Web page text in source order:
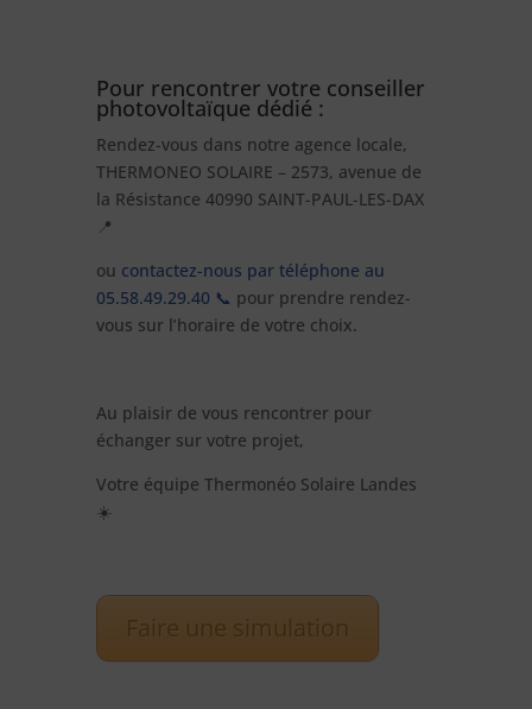
Pour rencontrer votre conseiller
photovoltaïque dédié :
Rendez-vous dans notre agence locale,
THERMONEO SOLAIRE – 2573, avenue de
la Résistance 40990 SAINT-PAUL-LES-DAX
📍
ou contactez-nous par téléphone au
05.58.49.29.40 📞 pour prendre rendez-
vous sur l’horaire de votre choix.
Au plaisir de vous rencontrer pour
échanger sur votre projet,
Votre équipe Thermonéo Solaire Landes
☀️
Faire une simulation